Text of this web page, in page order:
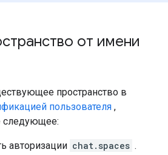
от имени
пространство в
пользователя ,
следующее:
авторизации chat.spaces .